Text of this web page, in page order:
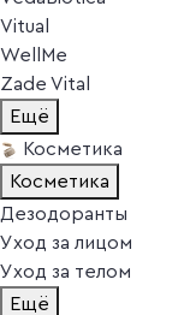
Vitual
WellMe
Zade Vital
Ещё
Косметика
Косметика
Дезодоранты
Уход за лицом
Уход за телом
Ещё